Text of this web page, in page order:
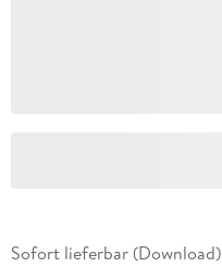
Sofort lieferbar (Download)